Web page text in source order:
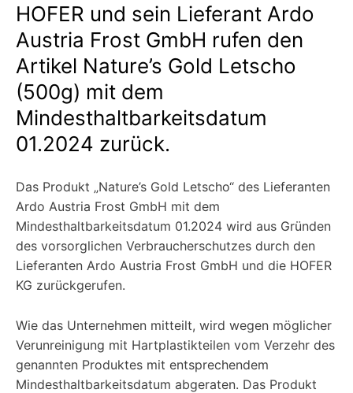
HOFER und sein Lieferant Ardo
Austria Frost GmbH rufen den
Artikel Nature’s Gold Letscho
(500g) mit dem
Mindesthaltbarkeitsdatum
01.2024 zurück.
Das Produkt „Nature’s Gold Letscho“ des Lieferanten
Ardo Austria Frost GmbH mit dem
Mindesthaltbarkeitsdatum 01.2024 wird aus Gründen
des vorsorglichen Verbraucherschutzes durch den
Lieferanten Ardo Austria Frost GmbH und die HOFER
KG zurückgerufen.
Wie das Unternehmen mitteilt, wird wegen möglicher
Verunreinigung mit Hartplastikteilen vom Verzehr des
genannten Produktes mit entsprechendem
Mindesthaltbarkeitsdatum abgeraten. Das Produkt